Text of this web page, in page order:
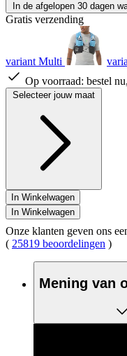
In de afgelopen 30 dagen
Gratis verzending
variant Multi
Op voorraad: bestel
Selecteer jouw maat
In Winkelwagen
In Winkelwagen
Onze klanten geven ons
( 25819 beoordelingen )
Mening van